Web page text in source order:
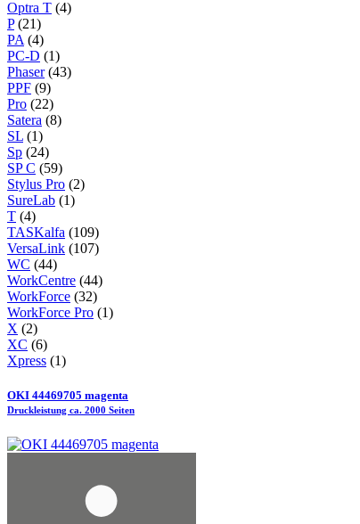
Optra T (4)
P(21)
PA (4)
PC-D (1)
Phaser(43)
PPF (9)
Pro (22)
Satera (8)
SL (1)
Sp (24)
SP C (59)
Stylus Pro (2)
SureLab (1)
T (4)
TASKalfa (109)
VersaLink (107)
WC (44)
WorkCentre (44)
WorkForce (32)
WorkForce Pro (1)
X (2)
XC (6)
Xpress (1)
OKI 44469705 magenta
Druckleistung ca. 2000 Seiten